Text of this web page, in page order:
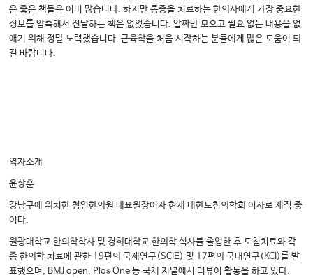
은 좋은 책들은 이미 많습니다. 하지만 통증을 치료하는 한의사에게 가장 중요한
정보를 압축해서 전달하는 책은 없었습니다. 알짜만 모으고 필요 없는 내용을 없
애기 위해 정말 노력했습니다. 근육학을 처음 시작하는 분들에게 많은 도움이 되
길 바랍니다.
역자소개
윤상훈
강남구에 위치한 청연한의원 대표원장이자 현재 대한도침의학회 이사로 재직 중
이다.
원광대학교 한의학학사 및 경희대학교 한의학 석사를 졸업한 후 도침치료와 각
종 한의학 치료에 관한 19편의 국제연구(SCIE) 및 17편의 국내연구(KCI)를 발
표했으며, BMJ open, Plos One 등 국제 저널에서 리뷰어 활동을 하고 있다.